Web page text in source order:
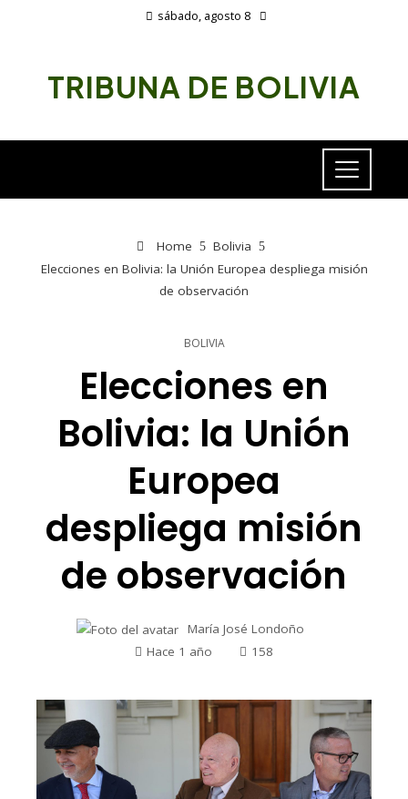
sábado, agosto 8
TRIBUNA DE BOLIVIA
Home
Bolivia
Elecciones en Bolivia: la Unión Europea despliega misión
de observación
BOLIVIA
Elecciones en
Bolivia: la Unión
Europea
despliega misión
de observación
María José Londoño
Hace 1 año
158